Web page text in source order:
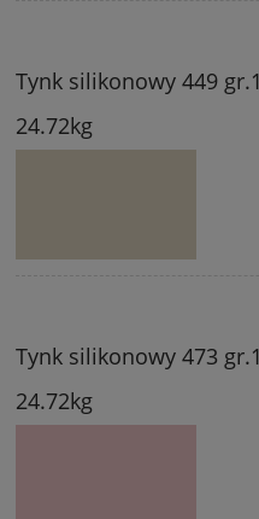
Tynk silikonowy 449
24.72kg
Tynk silikonowy 473
24.72kg